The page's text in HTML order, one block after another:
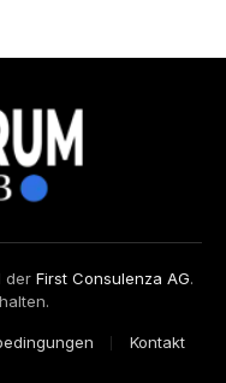
der First Consulenza AG.
Kontakt